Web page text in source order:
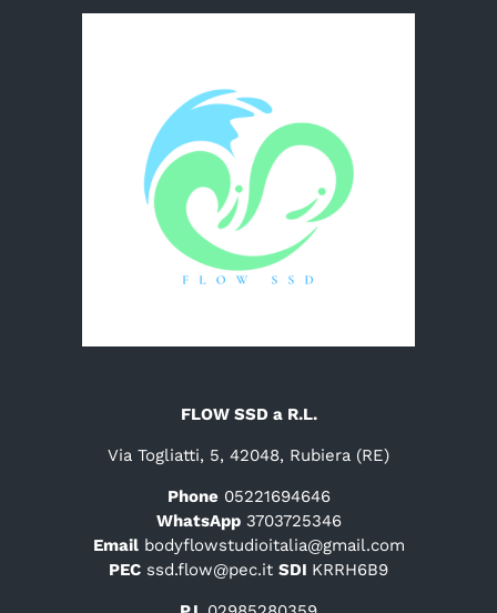
FLOW SSD a R.L.
Via Togliatti, 5, 42048, Rubiera (RE)
Phone05221694646
WhatsApp3703725346
Email bodyflowstudioitalia@gmail.com
PEC ssd.flow@pec.it SDI KRRH6B9